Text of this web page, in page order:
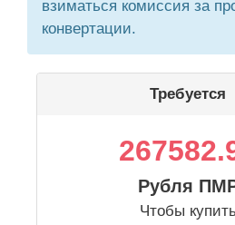
взиматься комиссия за
конвертации.
Требуется
Рубля
Чтобы купить